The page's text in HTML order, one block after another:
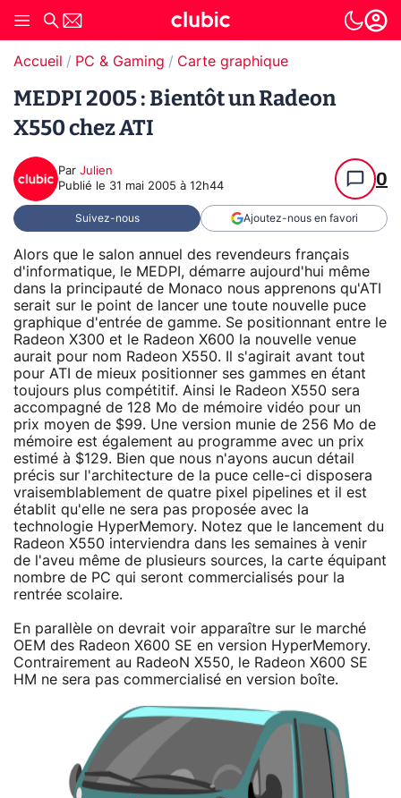
Accueil PC & Gaming Carte graphique
MEDPI 2005 : Bientôt un Radeon
X550 chez ATI
Par Julien
Publié le 31 mai 2005 à 12h44 0
Suivez-nous Ajoutez-nous en favori
Alors que le salon annuel des revendeurs français
d'informatique, le MEDPI, démarre aujourd'hui même
dans la principauté de Monaco nous apprenons qu'ATI
serait sur le point de lancer une toute nouvelle puce
graphique d'entrée de gamme. Se positionnant entre le
Radeon X300 et le Radeon X600 la nouvelle venue
aurait pour nom Radeon X550. Il s'agirait avant tout
pour ATI de mieux positionner ses gammes en étant
toujours plus compétitif. Ainsi le Radeon X550 sera
accompagné de 128 Mo de mémoire vidéo pour un
prix moyen de $99. Une version munie de 256 Mo de
mémoire est également au programme avec un prix
estimé à $129. Bien que nous n'ayons aucun détail
précis sur l'architecture de la puce celle-ci disposera
vraisemblablement de quatre pixel pipelines et il est
établit qu'elle ne sera pas proposée avec la
technologie HyperMemory. Notez que le lancement du
Radeon X550 interviendra dans les semaines à venir
de l'aveu même de plusieurs sources, la carte équipant
nombre de PC qui seront commercialisés pour la
rentrée scolaire.
En parallèle on devrait voir apparaître sur le marché
OEM des Radeon X600 SE en version HyperMemory.
Contrairement au RadeoN X550, le Radeon X600 SE
HM ne sera pas commercialisé en version boîte.